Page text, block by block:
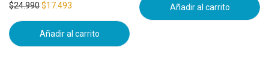
$24.990$17.493
Añadir al carrito
Añadir al carrito